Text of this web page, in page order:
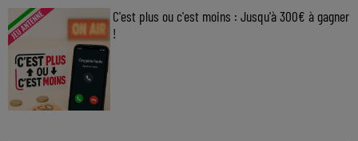
C'est plus ou c'est moins : Jusqu'à 300€ à gagner
!